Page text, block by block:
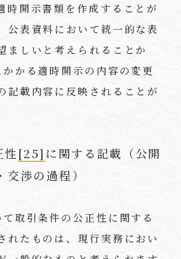
時開示書類を作成することが
公表資料において統一的な表
ましいと考えられることか
かる適時開示の内容の変更
記載内容に反映されることが
[25] に関する記載（公開
渉の過程）
取引条件の公正性に関する
れたものは、現行実務におい